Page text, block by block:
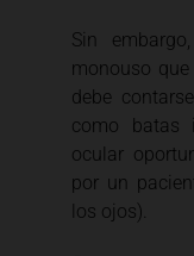
Sin
monouso
debe
como batas
ocular
por un
los ojos).